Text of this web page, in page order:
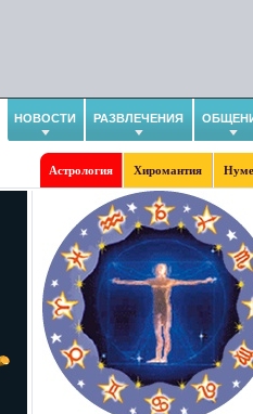
НОВОСТИ РАЗВЛЕЧЕНИЯ
Астрология Хиромантия